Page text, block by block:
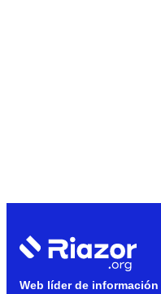
Web líder de información